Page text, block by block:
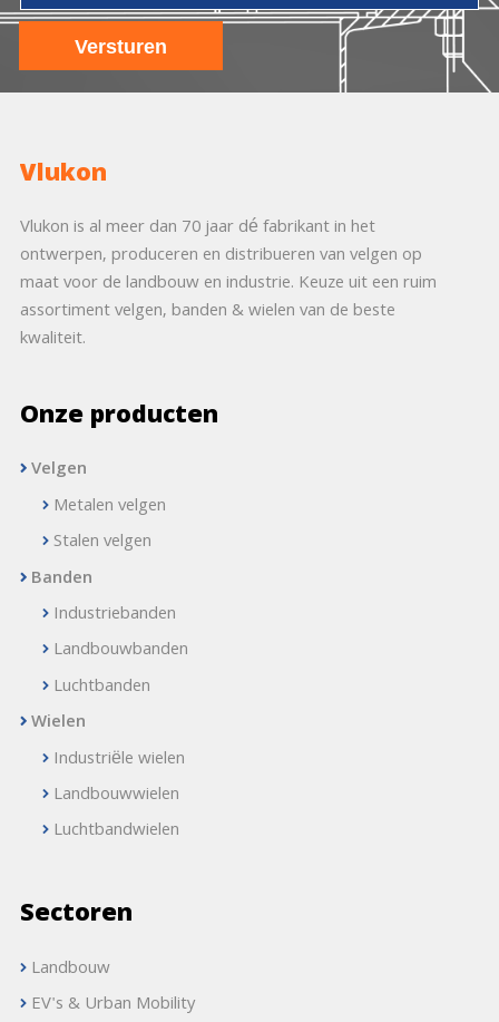
Vlukon
Vlukon is al meer dan 70 jaar dé fabrikant in het
ontwerpen, produceren en distribueren van velgen op
maat voor de landbouw en industrie. Keuze uit een ruim
assortiment velgen, banden & wielen van de beste
kwaliteit.
Onze producten
Velgen
Metalen velgen
Stalen velgen
Banden
Industriebanden
Landbouwbanden
Luchtbanden
Wielen
Industriële wielen
Landbouwwielen
Luchtbandwielen
Sectoren
Landbouw
EV's & Urban Mobility